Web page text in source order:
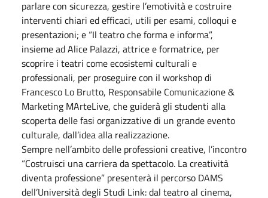
parlare con sicurezza, gestire l’emotività e costruire
interventi chiari ed efficaci, utili per esami, colloqui e
presentazioni; e “Il teatro che forma e informa”,
insieme ad Alice Palazzi, attrice e formatrice, per
scoprire i teatri come ecosistemi culturali e
professionali, per proseguire con il workshop di
Francesco Lo Brutto, Responsabile Comunicazione &
Marketing MArteLive, che guiderà gli studenti alla
scoperta delle fasi organizzative di un grande evento
culturale, dall’idea alla realizzazione.
Sempre nell’ambito delle professioni creative, l’incontro
“Costruisci una carriera da spettacolo. La creatività
diventa professione” presenterà il percorso DAMS
dell’Università degli Studi Link: dal teatro al cinema,